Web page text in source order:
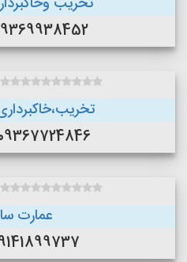
09369938452
09367724846
عمارت
09141899737